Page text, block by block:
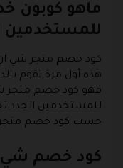
ماهو كوبون
للمستخدمين
كود خصم متجر شي ان
هذه أول مرة تقوم
فهو كود خصم متجر
حسب كود خصم متجر
كود خصم شي